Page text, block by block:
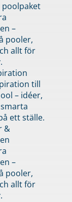
–
pooler,
allt för
till
– idéer,
ett ställe.
&
–
pooler,
allt för